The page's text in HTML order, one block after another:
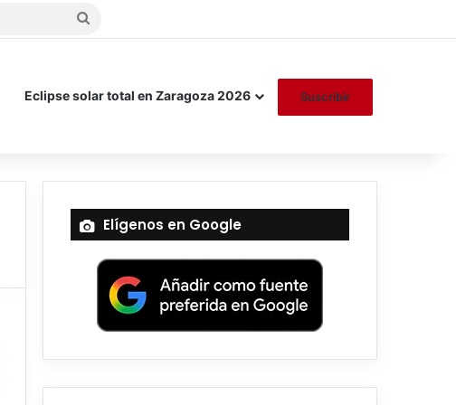
Buscar
Eclipse solar total en Zaragoza 2026 Suscribir
Elígenos en Google